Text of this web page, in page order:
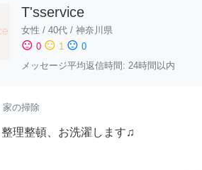
T'sservice
女性 / 40代 / 神奈川県
sentiment_satisfied 0 sentiment_neutral 1 sentiment_dissatisfied 0
メッセージ平均返信時間: 24時間以内
家の掃除
理整頓、お洗濯します♫